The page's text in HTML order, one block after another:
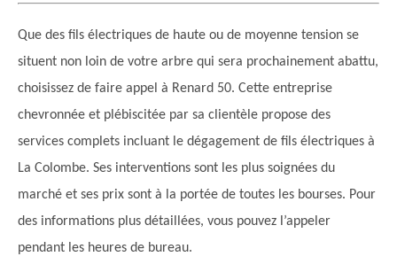
Que des fils électriques de haute ou de moyenne tension se
situent non loin de votre arbre qui sera prochainement abattu,
choisissez de faire appel à Renard 50. Cette entreprise
chevronnée et plébiscitée par sa clientèle propose des
services complets incluant le dégagement de fils électriques à
La Colombe. Ses interventions sont les plus soignées du
marché et ses prix sont à la portée de toutes les bourses. Pour
des informations plus détaillées, vous pouvez l’appeler
pendant les heures de bureau.